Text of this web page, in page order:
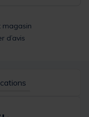
magasin
d’avis